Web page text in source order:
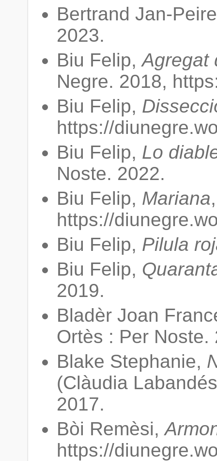
Bertrand Jan-
2023.
Biu Felip,Agregat
Negre. 2018,
Biu Felip,
https://
Biu Felip, Lo
Noste. 2022.
Biu Felip, Mariana
https://
Biu Felip, Pilula
Biu Felip,
2019.
Bladèr Joan
Ortès : Per Noste.
Blake Stephanie,
(Clàudia
2017.
Bòi Remèsi,
https://